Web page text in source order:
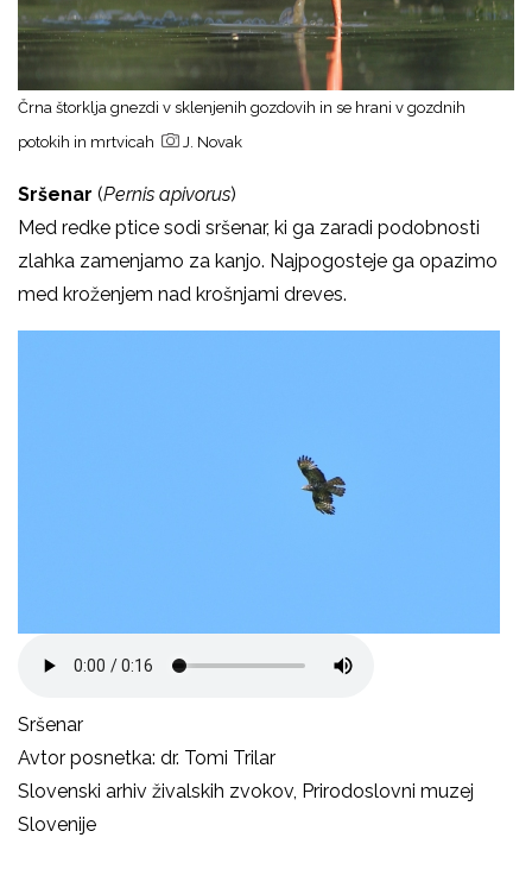
Črna štorklja gnezdi v sklenjenih gozdovih in se hrani v gozdnih
potokih in mrtvicah
J. Novak
Sršenar (Pernis apivorus)
Med redke ptice sodi sršenar, ki ga zaradi podobnosti
zlahka zamenjamo za kanjo. Najpogosteje ga opazimo
med kroženjem nad krošnjami dreves.
Sršenar
Avtor posnetka: dr. Tomi Trilar
Slovenski arhiv živalskih zvokov, Prirodoslovni muzej
Slovenije